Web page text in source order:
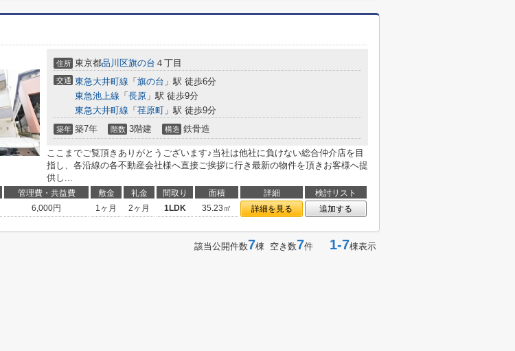
住所 東京都品川区旗の台 ４丁目
交通 東急大井町線 「 旗の台 」駅 徒歩6分
東急池上線 「 長原 」駅 徒歩9分
東急大井町線 「 荏原町 」駅 徒歩9分
築年 築7年 階数 3階建 構造 鉄骨造
ここまでご覧頂きありがとうございます♪当社は他社に負けない総合仲介店を目
指し、各沿線の各不動産会社様へ直接ご挨拶に行き最新の物件を頂きお客様へ提
供し...
管理費・共益費 敷金 礼金 間取り 面積 詳細
検討リスト
6,000円 1ヶ月 2ヶ月 1LDK 35.23㎡ 詳細を見る 追加する
該当公開件数7棟 空き数7件 1-7棟表示